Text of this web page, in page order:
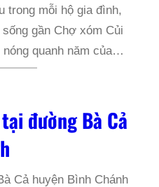
trong mỗi hộ gia đình,
gần Chợ xóm Củi
quanh năm của…
đường Bà Cả
Cả huyện Bình Chánh